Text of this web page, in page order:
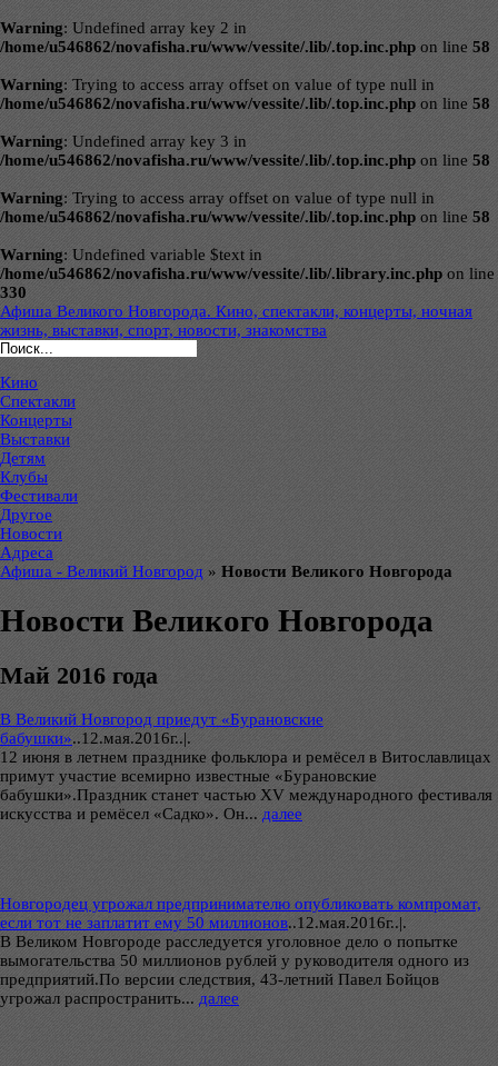
Warning: Undefined array key 2 in
/home/u546862/novafisha.ru/www/vessite/.lib/.top.inc.php on line 58
Warning: Trying to access array offset on value of type null in
/home/u546862/novafisha.ru/www/vessite/.lib/.top.inc.php on line 58
Warning: Undefined array key 3 in
/home/u546862/novafisha.ru/www/vessite/.lib/.top.inc.php on line 58
Warning: Trying to access array offset on value of type null in
/home/u546862/novafisha.ru/www/vessite/.lib/.top.inc.php on line 58
Warning: Undefined variable $text in
/home/u546862/novafisha.ru/www/vessite/.lib/.library.inc.php on line
330
Афиша Великого Новгорода. Кино, спектакли, концерты, ночная
жизнь, выставки, спорт, новости, знакомства
Кино
Спектакли
Концерты
Выставки
Детям
Клубы
Фестивали
Другое
Новости
Адреса
Афиша - Великий Новгород » Новости Великого Новгорода
Новости Великого Новгорода
Май 2016 года
В Великий Новгород приедут «Бурановские
бабушки»..12.мая.2016г..|.
12 июня в летнем празднике фольклора и ремёсел в Витославлицах
примут участие всемирно известные «Бурановские
бабушки».Праздник станет частью XV международного фестиваля
искусства и ремёсел «Садко». Он... далее
Новгородец угрожал предпринимателю опубликовать компромат,
если тот не заплатит ему 50 миллионов..12.мая.2016г..|.
В Великом Новгороде расследуется уголовное дело о попытке
вымогательства 50 миллионов рублей у руководителя одного из
предприятий.По версии следствия, 43-летний Павел Бойцов
угрожал распространить... далее